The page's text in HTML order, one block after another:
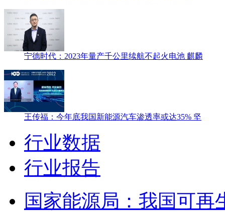
宁德时代：2023年量产千公里续航不起火电池 麒麟
王传福：今年底我国新能源汽车渗透率或达35% 坚
行业数据
行业报告
国家能源局：我国可